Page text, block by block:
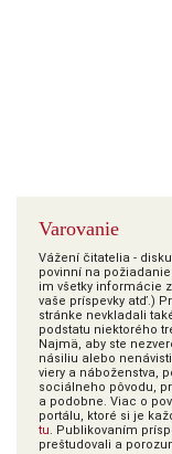
Varovanie
Vážení čitatelia -
povinní na
im všetky informácie
vaše príspevky atď.)
stránke nevkladali
podstatu niektorého
Najmä, aby ste
násiliu alebo
viery a náboženstva,
sociálneho pôvodu,
a podobne. Viac o
portálu, ktoré si je
tu. Publikovaním
preštudovali a